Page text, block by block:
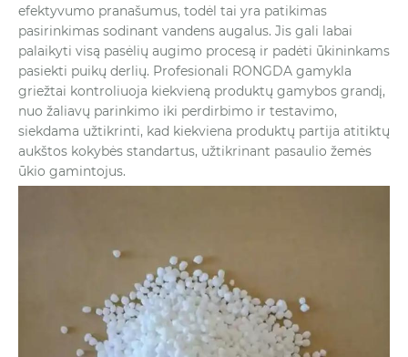
efektyvumo pranašumus, todėl tai yra patikimas
pasirinkimas sodinant vandens augalus. Jis gali labai
palaikyti visą pasėlių augimo procesą ir padėti ūkininkams
pasiekti puikų derlių. Profesionali RONGDA gamykla
griežtai kontroliuoja kiekvieną produktų gamybos grandį,
nuo žaliavų parinkimo iki perdirbimo ir testavimo,
siekdama užtikrinti, kad kiekviena produktų partija atitiktų
aukštos kokybės standartus, užtikrinant pasaulio žemės
ūkio gamintojus.